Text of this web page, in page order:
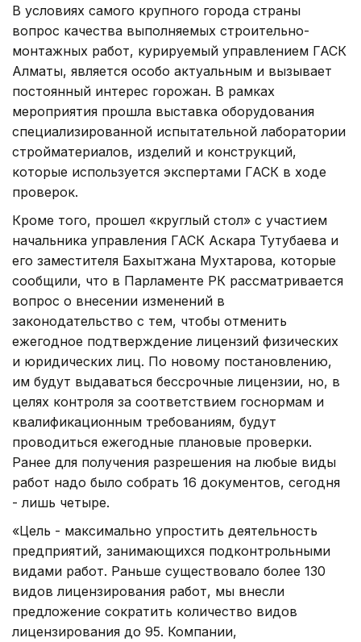
В условиях самого крупного города страны
вопрос качества выполняемых строительно-
монтажных работ, курируемый управлением ГАСК
Алматы, является особо актуальным и вызывает
постоянный интерес горожан. В рамках
мероприятия прошла выставка оборудования
специализированной испытательной лаборатории
стройматериалов, изделий и конструкций,
которые используется экспертами ГАСК в ходе
проверок.
Кроме того, прошел «круглый стол» с участием
начальника управления ГАСК Аскара Тутубаева и
его заместителя Бахытжана Мухтарова, которые
сообщили, что в Парламенте РК рассматривается
вопрос о внесении изменений в
законодательство с тем, чтобы отменить
ежегодное подтверждение лицензий физических
и юридических лиц. По новому постановлению,
им будут выдаваться бессрочные лицензии, но, в
целях контроля за соответствием госнормам и
квалификационным требованиям, будут
проводиться ежегодные плановые проверки.
Ранее для получения разрешения на любые виды
работ надо было собрать 16 документов, сегодня
- лишь четыре.
«Цель - максимально упростить деятельность
предприятий, занимающихся подконтрольными
видами работ. Раньше существовало более 130
видов лицензирования работ, мы внесли
предложение сократить количество видов
лицензирования до 95. Компании,